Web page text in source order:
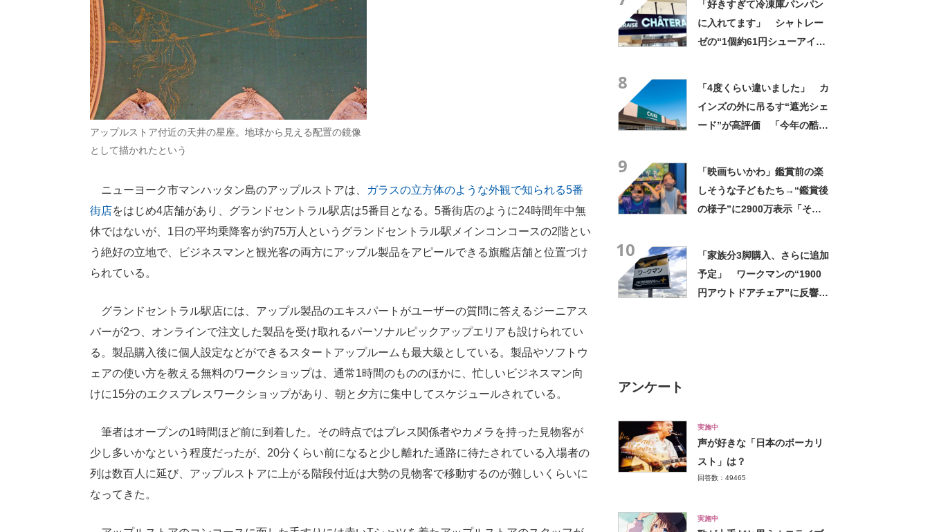
アップルストア付近の天井の星座。地球から見える配置の鏡像
として描かれたという
ニューヨーク市マンハッタン島のアップルストアは、
ガラスの立方体のような外観で知られる5番
街店をはじめ4店舗があり、グランドセントラル駅店は5番目となる。5番街店のように24時間年中無
休ではないが、1日の平均乗降客が約75万人というグランドセントラル駅メインコンコースの2階とい
う絶好の立地で、ビジネスマンと観光客の両方にアップル製品をアピールできる旗艦店舗と位置づけ
られている。
グランドセントラル駅店には、アップル製品のエキスパートがユーザーの質問に答えるジーニアス
バーが2つ、オンラインで注文した製品を受け取れるパーソナルピックアップエリアも設けられてい
る。製品購入後に個人設定などができるスタートアップルームも最大級としている。製品やソフトウ
ェアの使い方を教える無料のワークショップは、通常1時間のもののほかに、忙しいビジネスマン向
けに15分のエクスプレスワークショップがあり、朝と夕方に集中してスケジュールされている。
筆者はオープンの1時間ほど前に到着した。その時点ではプレス関係者やカメラを持った見物客が
少し多いかなという程度だったが、20分くらい前になると少し離れた通路に待たされている入場者の
列は数百人に延び、アップルストアに上がる階段付近は大勢の見物客で移動するのが難しいくらいに
なってきた。
「好きすぎて冷凍庫パンパン
に入れてます」 シャトレー
ゼの“1個約61円シューアイ
8
「4度くらい違いました」 カ
インズの外に吊るす“遮光シェ
ード”が高評価 「今年の酷暑
9
「映画ちいかわ」鑑賞前の楽
しそうな子どもたち→“鑑賞後
の様子”に2900万表示「そう
10
「家族分3脚購入、さらに追加
予定」 ワークマンの“1900
円アウトドアチェア”に反響
アンケート
実施中
声が好きな「日本のボーカリ
スト」は？
回答数：49465
実施中